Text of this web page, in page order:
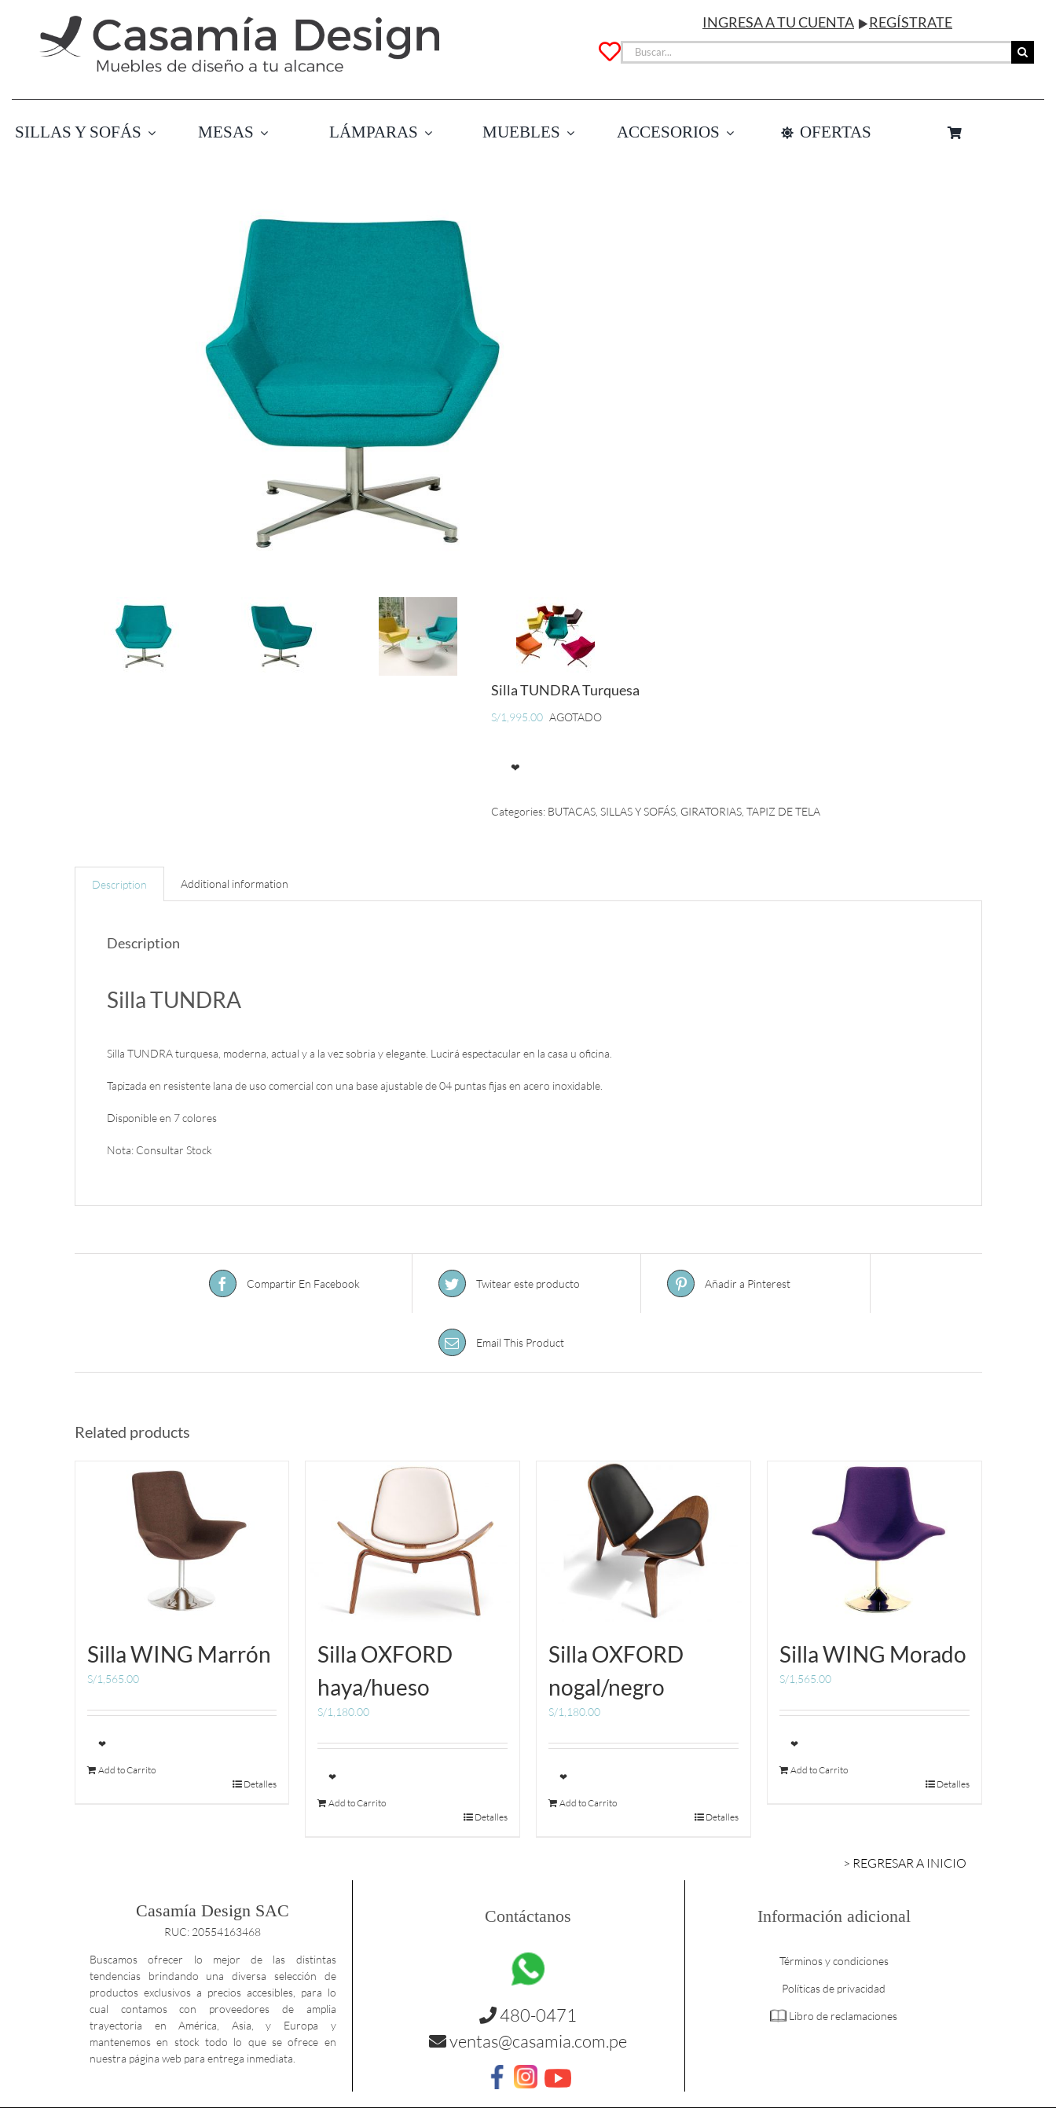
contenido
INGRESA A TU CUENTA REGÍSTRATE
Buscar:
SILLAS Y SOFÁS MESAS LÁMPARAS MUEBLES ACCESORIOS OFERTAS
Silla TUNDRA Turquesa
S/1,995.00 AGOTADO
❤
Categories: BUTACAS, SILLAS Y SOFÁS, GIRATORIAS, TAPIZ DE TELA
Description Additional information
Description
Silla TUNDRA
Silla TUNDRA turquesa, moderna, actual y a la vez sobria y elegante. Lucirá espectacular en la casa u oficina.
Tapizada en resistente lana de uso comercial con una base ajustable de 04 puntas fijas en acero inoxidable.
Disponible en 7 colores
Nota: Consultar Stock
Compartir En Facebook Twitear este producto Añadir a Pinterest
Email This Product
Related products
Silla WING Marrón
S/1,565.00
❤
Add to Carrito
Detalles
Silla OXFORD
haya/hueso
S/1,180.00
❤
Add to Carrito
Detalles
Silla OXFORD
nogal/negro
S/1,180.00
❤
Add to Carrito
Detalles
Silla WING Morado
S/1,565.00
❤
Add to Carrito
Detalles
> REGRESAR A INICIO
Casamía Design SAC
RUC: 20554163468
Buscamos ofrecer lo mejor de las distintas
tendencias brindando una diversa selección de
productos exclusivos a precios accesibles, para lo
cual contamos con proveedores de amplia
trayectoria en América, Asia, y Europa y
mantenemos en stock todo lo que se ofrece en
nuestra página web para entrega inmediata.
Contáctanos
480-0471
ventas@casamia.com.pe
Información adicional
Términos y condiciones
Políticas de privacidad
Libro de reclamaciones